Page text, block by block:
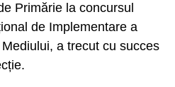
Primărie la concursul
de Implementare a
a trecut cu succes